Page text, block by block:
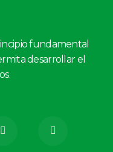
fundamental
desarrollar el